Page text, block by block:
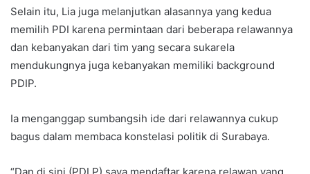
Selain itu, Lia juga melanjutkan alasannya yang kedua
memilih PDI karena permintaan dari beberapa relawannya
dan kebanyakan dari tim yang secara sukarela
mendukungnya juga kebanyakan memiliki background
PDIP.
Ia menganggap sumbangsih ide dari relawannya cukup
bagus dalam membaca konstelasi politik di Surabaya.